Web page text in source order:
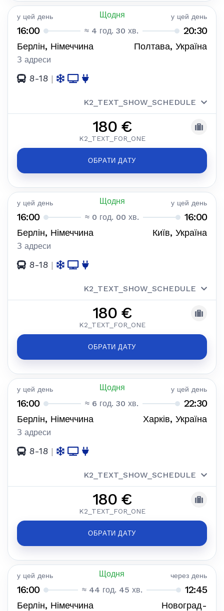
у цей день Щодня у цей день
16:00 ≈ 4 год. 30 хв. 20:30
Берлін, Німеччина Полтава, Україна
З адреси
8-18 |
K2_TEXT_SHOW_SCHEDULE
180 €
K2_TEXT_FOR_ONE
ОБРАТИ ДАТУ
у цей день Щодня у цей день
16:00 ≈ 0 год. 00 хв. 16:00
Берлін, Німеччина Київ, Україна
З адреси
8-18 |
K2_TEXT_SHOW_SCHEDULE
180 €
K2_TEXT_FOR_ONE
ОБРАТИ ДАТУ
у цей день Щодня у цей день
16:00 ≈ 6 год. 30 хв. 22:30
Берлін, Німеччина Харків, Україна
З адреси
8-18 |
K2_TEXT_SHOW_SCHEDULE
180 €
K2_TEXT_FOR_ONE
ОБРАТИ ДАТУ
у цей день Щодня через день
16:00 ≈ 44 год. 45 хв. 12:45
Берлін, Німеччина
Новоград-